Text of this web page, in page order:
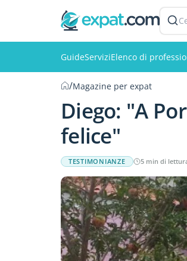
GuideServiziElenco di
/Magazine per expat
Diego: "A
felice"
TESTIMONIANZE 5 min di